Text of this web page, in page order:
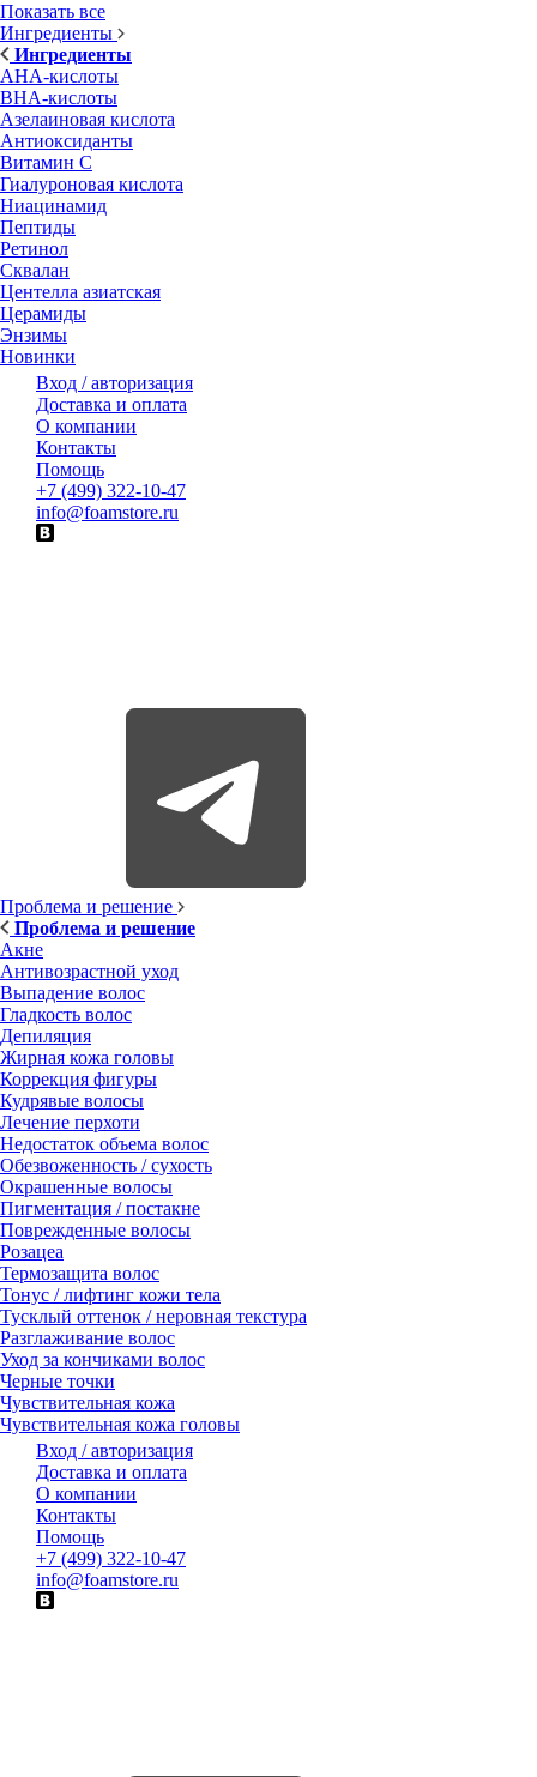
Показать все
Ингредиенты
Ингредиенты
AHA-кислоты
BHA-кислоты
Азелаиновая кислота
Антиоксиданты
Витамин С
Гиалуроновая кислота
Ниацинамид
Пептиды
Ретинол
Сквалан
Центелла азиатская
Церамиды
Энзимы
Новинки
Вход / авторизация
Доставка и оплата
О компании
Контакты
Помощь
+7 (499) 322-10-47
info@foamstore.ru
Проблема и решение
Проблема и решение
Акне
Антивозрастной уход
Выпадение волос
Гладкость волос
Депиляция
Жирная кожа головы
Коррекция фигуры
Кудрявые волосы
Лечение перхоти
Недостаток объема волос
Обезвоженность / сухость
Окрашенные волосы
Пигментация / постакне
Поврежденные волосы
Розацеа
Термозащита волос
Тонус / лифтинг кожи тела
Тусклый оттенок / неровная текстура
Разглаживание волос
Уход за кончиками волос
Черные точки
Чувствительная кожа
Чувствительная кожа головы
Вход / авторизация
Доставка и оплата
О компании
Контакты
Помощь
+7 (499) 322-10-47
info@foamstore.ru